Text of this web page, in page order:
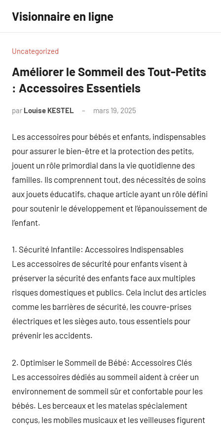
contenu
Visionnaire en ligne
Uncategorized
Améliorer le Sommeil des Tout-Petits
: Accessoires Essentiels
par Louise KESTEL mars 19, 2025
Les accessoires pour bébés et enfants, indispensables
pour assurer le bien-être et la protection des petits,
jouent un rôle primordial dans la vie quotidienne des
familles. Ils comprennent tout, des nécessités de soins
aux jouets éducatifs, chaque article ayant un rôle défini
pour soutenir le développement et l’épanouissement de
l’enfant.
1. Sécurité Infantile: Accessoires Indispensables
Les accessoires de sécurité pour enfants visent à
préserver la sécurité des enfants face aux multiples
risques domestiques et publics. Cela inclut des articles
comme les barrières de sécurité, les couvre-prises
électriques et les sièges auto, tous essentiels pour
prévenir les accidents.
2. Optimiser le Sommeil de Bébé: Accessoires Clés
Les accessoires dédiés au sommeil aident à créer un
environnement de sommeil sûr et confortable pour les
bébés. Les berceaux et les matelas spécialement
conçus, les mobiles musicaux et les veilleuses figurent